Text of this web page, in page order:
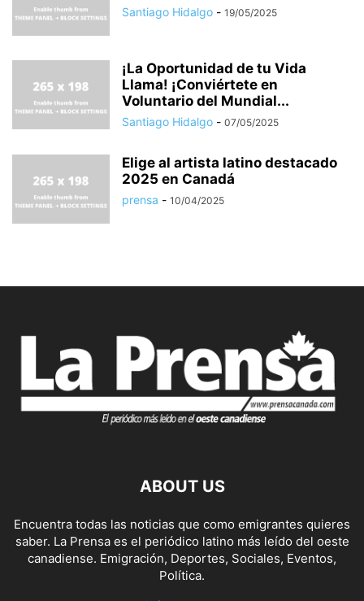
Santiago Hidalgo - 19/05/2025
¡La Oportunidad de tu Vida
Llama! ¡Conviértete en
Voluntario del Mundial...
Santiago Hidalgo - 07/05/2025
Elige al artista latino destacado
2025 en Canadá
prensa - 10/04/2025
ABOUT US
Encuentra todas las noticias que como emigrantes quieres
saber. La Prensa es el periódico latino más leído del oeste
canadiense. Emigración, Deportes, Sociales, Eventos,
Política.